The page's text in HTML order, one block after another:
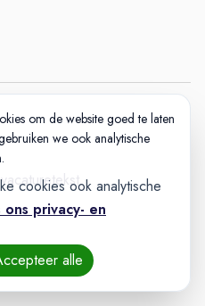
om de website goed te laten
we ook analytische
cookies ook analytische
ons privacy- en
alle